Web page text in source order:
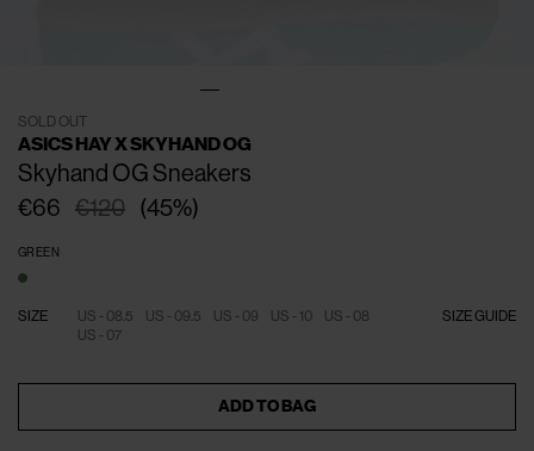
SOLD OUT
ASICS HAY X SKYHAND OG
Skyhand OG Sneakers
€120
€66 (45%)
GREEN
SIZE GUIDE
SIZE US - 08.5 US - 09.5 US - 09 US - 10
US - 08
US - 07
ADD TO BAG